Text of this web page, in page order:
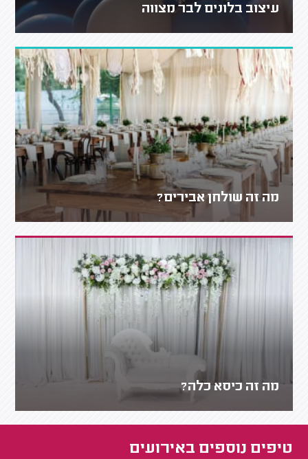
עיצוב בלונים לבר מצווה
מה זה שולחן אבירים?
מה זה כיסא כלה?
טיפים נוספים באירועים